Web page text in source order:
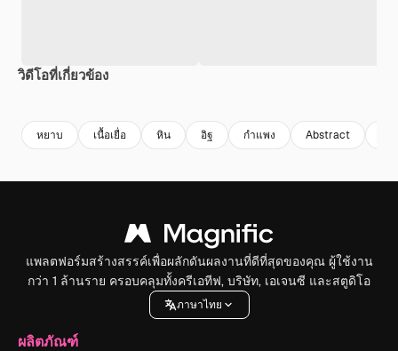
วิดีโอที่เกี่ยวข้อง
หยาบ เนื้อเยื่อ หิน อิฐ กําแพง Abstract
แพลตฟอร์มสร้างสรรค์เพื่อผลักดันผลงานที่ดีที่สุดของคุณ ผู้ใช้งาน
กว่า 1 ล้านราย ครอบคลุมทั้งครีเอทีฟ, บริษัท, เอเจนซี และสตูดิโอ
ภาษาไทย
ผลิตภัณฑ์